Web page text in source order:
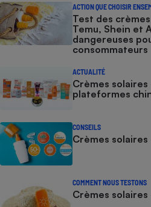
ACTION QUE CHOISIR
Test des
Temu, Shein et
dangereuses
consommateurs
ACTUALITÉ
Crèmes
plateformes
CONSEILS
Crèmes solaires
COMMENT NOUS TESTONS
Crèmes